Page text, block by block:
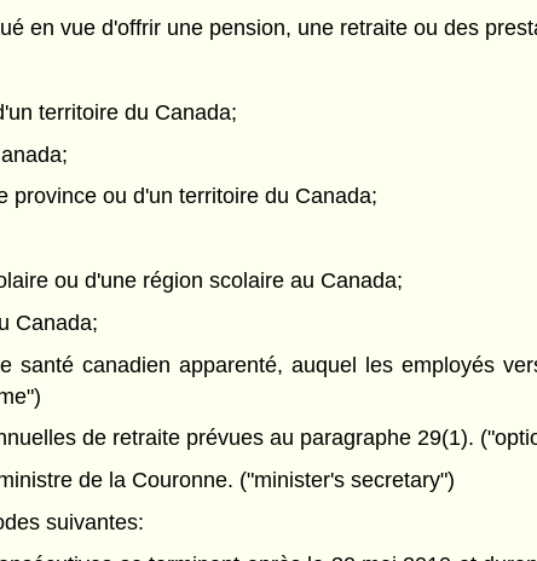
en vue d'offrir une pension, une retraite ou des
territoire du Canada;
province ou d'un territoire du Canada;
ou d'une région scolaire au Canada;
Canada;
santé canadien apparenté, auquel les employés
de retraite prévues au paragraphe 29(1).
de la Couronne. ("minister's secretary")
suivantes: